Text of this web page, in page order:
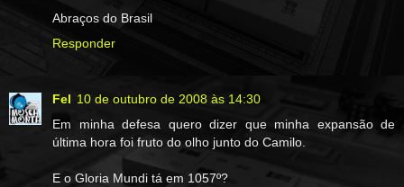
Abraços do Brasil
Responder
Fel 10 de outubro de 2008 às 14:30
Em minha defesa quero dizer que minha expansão de
última hora foi fruto do olho junto do Camilo.
E o Gloria Mundi tá em 1057º?